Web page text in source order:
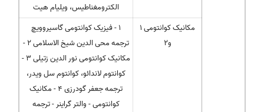
الکترومغناطیس، ویلیام هیت
مکانیک کوانتومی 1
و2
1 - فیزیک کوانتومی گاسیروویچ
ترجمه محی الدین شیخ الاسلامی 2 -
مکانیک کوانتومی نور الدین زتیلی 3 -
کوانتوم لاندائو، کوانتوم سل ویدر،
ترجمه جعفر گودرزی 4 - مکانیک
کوانتومی - والتر گراینر - ترجمه